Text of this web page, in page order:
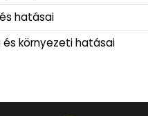
hatásai
környezeti hatásai